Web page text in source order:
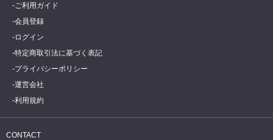
ご利用ガイド
会員登録
ログイン
特定商取引法に基づく表記
プライバシーポリシー
運営会社
利用規約
CONTACT